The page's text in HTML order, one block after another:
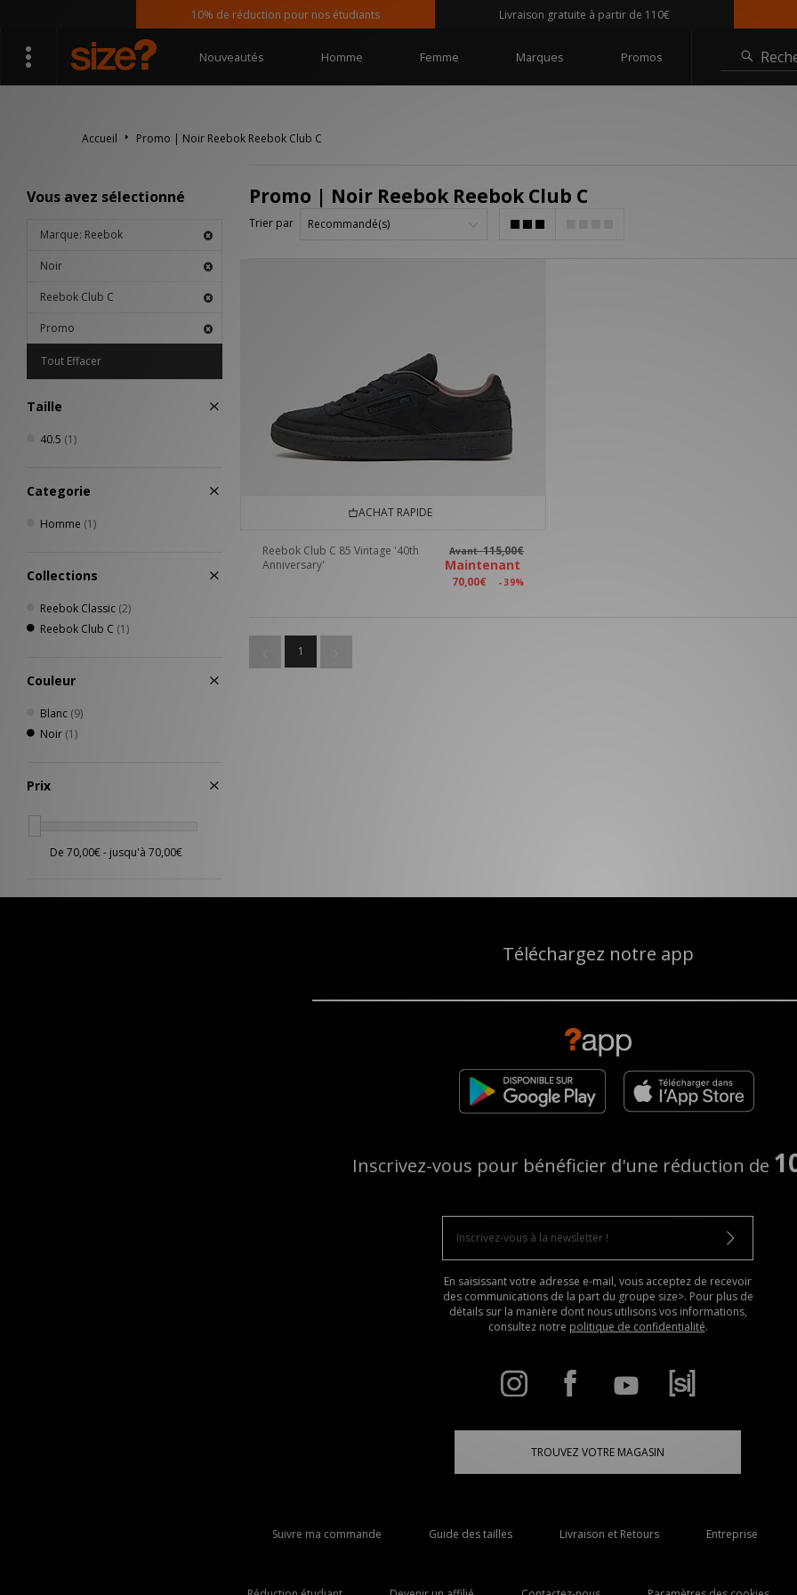
10% de réduction pour nos étudiants Livraison gratuite à partir de 110€
Nouveautés Homme Femme Marques Promos
Accueil Promo | Noir Reebok Reebok Club C
Vous avez sélectionné
Marque: Reebok
Noir
Reebok Club C
Promo
Tout Effacer
Taille
40.5 (1)
Categorie
Homme (1)
Collections
Reebok Classic (2)
Reebok Club C (1)
Couleur
Blanc (9)
Noir (1)
Prix
Promo | Noir Reebok Reebok Club C
Trier par
ACHAT RAPIDE
Reebok Club C 85 Vintage '40th
Anniversary'
Avant115,00€
Maintenant
70,00€ - 39%
1
Téléchargez notre app
Inscrivez-vous pour bénéficier d'une réduction de
En saisissant votre adresse e-mail, vous acceptez de recevoir
des communications de la part du groupe size>. Pour plus de
détails sur la manière dont nous utilisons vos informations,
consultez notre politique de confidentialité.
TROUVEZ VOTRE MAGASIN
Suivre ma commande Guide des tailles Livraison et Retours Entreprise